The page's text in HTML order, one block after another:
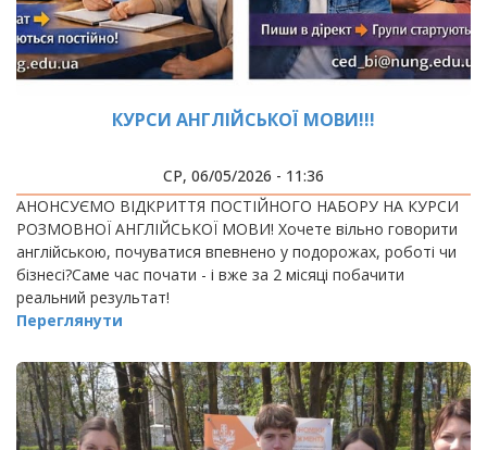
КУРСИ АНГЛІЙСЬКОЇ МОВИ!!!
СР, 06/05/2026 - 11:36
АНОНСУЄМО ВІДКРИТТЯ ПОСТІЙНОГО НАБОРУ НА КУРСИ
РОЗМОВНОЇ АНГЛІЙСЬКОЇ МОВИ! Хочете вільно говорити
англійською, почуватися впевнено у подорожах, роботі чи
бізнесі?Саме час почати - і вже за 2 місяці побачити
реальний результат!
Переглянути